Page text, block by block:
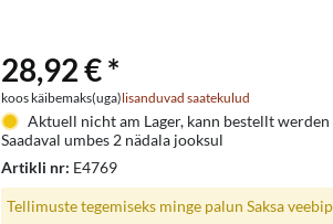
28,92 € *
koos käibemaks(uga)lisanduvad saatekulud
Aktuell nicht am Lager, kann bestellt werden
Saadaval umbes 2 nädala jooksul
Artikli nr: E4769
Tellimuste tegemiseks minge palun Saksa